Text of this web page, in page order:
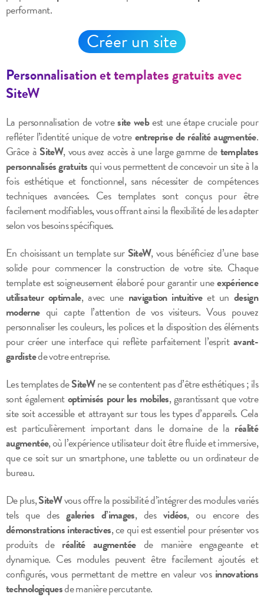
performant.
Créer un site
Personnalisation et templates gratuits avec
SiteW
La personnalisation de votresite webest une étape cruciale pour
refléter l’identité unique de votreentreprise de réalité augmentée.
Grâce à SiteW, vous avez accès à une large gamme detemplates
personnalisés gratuitsqui vous permettent de concevoir un site à la
fois esthétique et fonctionnel, sans nécessiter de compétences
techniques avancées. Ces templates sont conçus pour être
facilement modifiables, vous offrant ainsi la flexibilité de les adapter
selon vos besoins spécifiques.
En choisissant un template sur SiteW, vous bénéficiez d’une base
solide pour commencer la construction de votre site. Chaque
template est soigneusement élaboré pour garantir uneexpérience
utilisateur optimale, avec une navigation intuitiveet un design
modernequi capte l’attention de vos visiteurs. Vous pouvez
personnaliser les couleurs, les polices et la disposition des éléments
pour créer une interface qui reflète parfaitement l’esprit avant-
gardistede votre entreprise.
Les templates deSiteWne se contentent pas d’être esthétiques ; ils
sont égalementoptimisés pour les mobiles, garantissant que votre
site soit accessible et attrayant sur tous les types d’appareils. Cela
est particulièrement important dans le domaine de la réalité
augmentée, où l’expérience utilisateur doit être fluide et immersive,
que ce soit sur un smartphone, une tablette ou un ordinateur de
bureau.
De plus,SiteWvous offre la possibilité d’intégrer des modules variés
tels que desgaleries d’images, des vidéos, ou encore des
démonstrations interactives, ce qui est essentiel pour présenter vos
produits de réalité augmentéede manière engageante et
dynamique. Ces modules peuvent être facilement ajoutés et
configurés, vous permettant de mettre en valeur vos innovations
technologiquesde manière percutante.